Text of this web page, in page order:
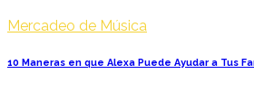
Mercadeo de Música
10 Maneras en que Alexa Puede Ayudar a Tus